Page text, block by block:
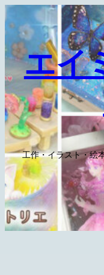
容
を
ス
キ
ッ
プ
エイ
工作・イラスト・絵